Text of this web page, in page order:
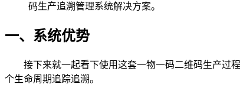
码生产追溯管理系统解决方案。
一、系统优势
接下来就一起看下使用这套一物一码二维码生产过程
个生命周期追踪追溯。